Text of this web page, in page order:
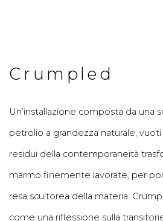
Crumpled
Un’installazione composta da una
petrolio a grandezza naturale,
residui della contemporaneità
marmo finemente lavorate, per
resa scultorea della materia.
come una riflessione sulla